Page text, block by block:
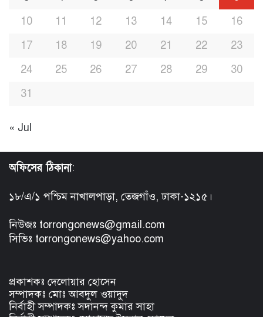
10
11 12 13 14 15
16
17
18 19 20 21 22
23
24
25 26 27 28 29
30
31
« Jul
অফিসের ঠিকানা:
১৮/এ/১ পশ্চিম নাখালপাড়া, তেজগাঁও, ঢাকা-১২১৫।
নিউজঃ torrongonews@gmail.com
সিভিঃ torrongonews@yahoo.com
প্রকাশকঃ দেলোয়ার হোসেন
সম্পাদকঃ মোঃ আবদুল ওয়াদুদ
নির্বাহী সম্পাদকঃ সদানন্দ কুমার সাহা